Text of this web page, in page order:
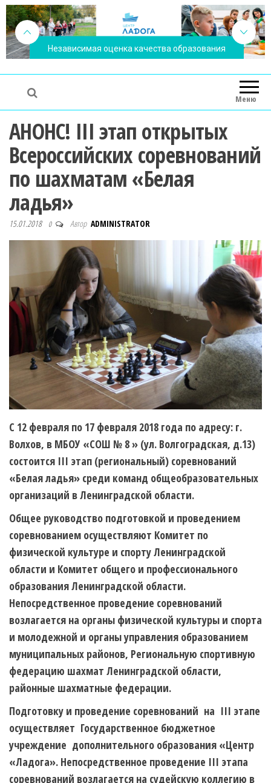
Независимая оценка качества образования
Меню
АНОНС! III этап открытых
Всероссийских соревнований
по шахматам «Белая
ладья»
15.01.2018 0 Автор ADMINISTRATOR
С 12 февраля по 17 февраля 2018 года по адресу: г.
Волхов, в МБОУ «СОШ № 8 » (ул. Волгоградская, д.13)
состоится III этап (региональный) соревнований
«Белая ладья» среди команд общеобразовательных
организаций в Ленинградской области.
Общее руководство подготовкой и проведением
соревнованием осуществляют Комитет по
физической культуре и спорту Ленинградской
области и Комитет общего и профессионального
образования Ленинградской области.
Непосредственное проведение соревнований
возлагается на органы физической культуры и спорта
и молодежной и органы управления образованием
муниципальных районов, Региональную спортивную
федерацию шахмат Ленинградской области,
районные шахматные федерации.
Подготовку и проведение соревнований на III этапе
осуществляет Государственное бюджетное
учреждение дополнительного образования «Центр
«Ладога». Непосредственное проведение III этапа
соревнований возлагается на судейскую коллегию в